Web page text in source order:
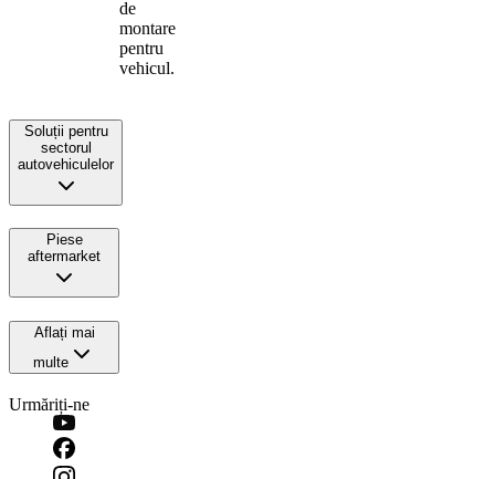
de
montare
pentru
vehicul.
Soluții pentru
sectorul
autovehiculelor
Piese
aftermarket
Aflați mai
multe
Urmăriți-ne